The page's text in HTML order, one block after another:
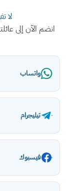
لا
انضم الآن إلى
واتساب
تيليجرام
فيسبوك